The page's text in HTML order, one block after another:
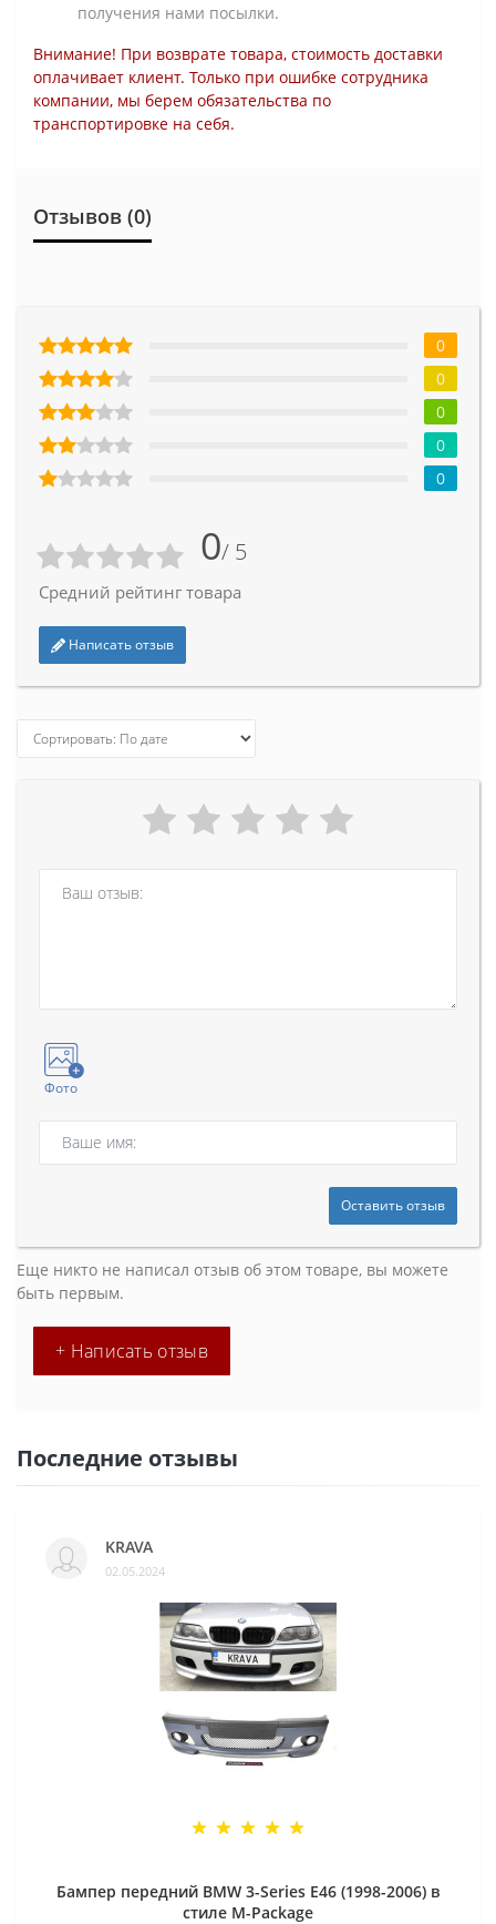
получения нами посылки.
Внимание! При возврате товара, стоимость доставки
оплачивает клиент. Только при ошибке сотрудника
компании, мы берем обязательства по
транспортировке на себя.
Отзывов (0)
0/ 5
Средний рейтинг товара
Написать отзыв
0
0
0
0
0
Фото
Оставить отзыв
Еще никто не написал отзыв об этом товаре, вы можете
быть первым.
+ Написать отзыв
Последние отзывы
KRAVA
02.05.2024
Бампер передний BMW 3-Series E46 (1998-2006) в
стиле M-Package